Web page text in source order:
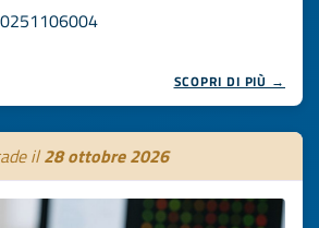
SCOPRI DI PIÙ →
il28 ottobre 2026